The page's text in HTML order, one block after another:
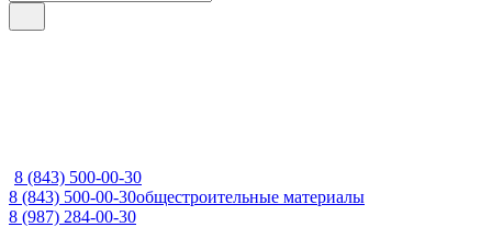
8 (843) 500-00-30
8 (843) 500-00-30общестроительные материалы
8 (987) 284-00-30